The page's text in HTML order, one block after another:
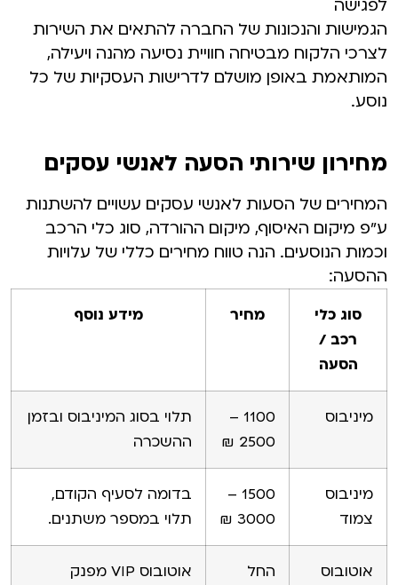
לפגישה
הגמישות והנכונות של החברה להתאים את השירות
לצרכי הלקוח מבטיחה חוויית נסיעה מהנה ויעילה,
המותאמת באופן מושלם לדרישות העסקיות של כל
נוסע.
מחירון שירותי הסעה לאנשי עסקים
המחירים של הסעות לאנשי עסקים עשויים להשתנות
ע"פ מיקום האיסוף, מיקום ההורדה, סוג כלי הרכב
וכמות הנוסעים. הנה טווח מחירים כללי של עלויות
ההסעה:
סוג כלי
רכב /
הסעה
מחיר מידע נוסף
מיניבוס
1100 –
2500 ₪
תלוי בסוג המיניבוס ובזמן
ההשכרה
מיניבוס
צמוד
1500 –
3000 ₪
בדומה לסעיף הקודם,
תלוי במספר משתנים.
אוטובוס
החל
אוטובוס VIP מפנק